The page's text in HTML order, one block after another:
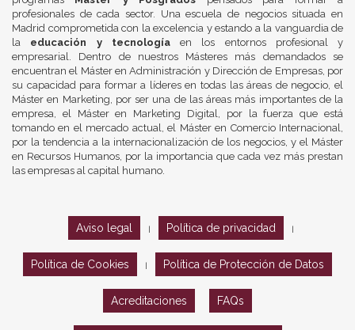
profesionales de cada sector. Una escuela de negocios situada en
Madrid comprometida con la excelencia y estando a la vanguardia de
la educación y tecnologíaen los entornos profesional y
empresarial. Dentro de nuestros Másteres más demandados se
encuentran el Máster en Administración y Dirección de Empresas, por
su capacidad para formar a líderes en todas las áreas de negocio, el
Máster en Marketing, por ser una de las áreas más importantes de la
empresa, el Máster en Marketing Digital, por la fuerza que está
tomando en el mercado actual, el Máster en Comercio Internacional,
por la tendencia a la internacionalización de los negocios, y el Máster
en Recursos Humanos, por la importancia que cada vez más prestan
las empresas al capital humano.
Aviso legal Política de privacidad
Política de Cookies Política de Protección de Datos
Acreditaciones FAQs